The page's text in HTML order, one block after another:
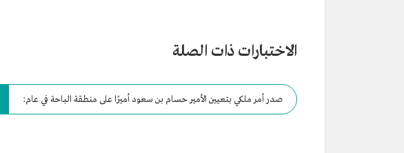
الاختبارات ذات الصلة
صدر أمر ملكي بتعيين الأمير حسام بن سعود أميرًا على منطقة الباحة في عام: